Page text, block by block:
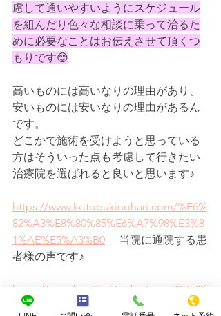
慮して通いやすいようにスケジュール
を組んだり色々な相談に乗って治るた
めに必要なことはお伝えさせて頂くつ
もりです😊
高いものには高いなりの理由があり、
安いものには安いなりの理由があるん
です。
どこかで施術を受けようと思っている
方はそういった点も考慮して行きたい
治療院を選ばれると良いと思います♪
https://www.kotobukinohari.com/%E6%
82%A3%E8%80%85%E6%A7%98%E3%8
1%AE%E5%A3%B0 当院に通院する患
者様の声です♪
https://www.kotobukinohari.com/%E7%
B5%8C%E9%81%8E%E7%97%87%E4%B